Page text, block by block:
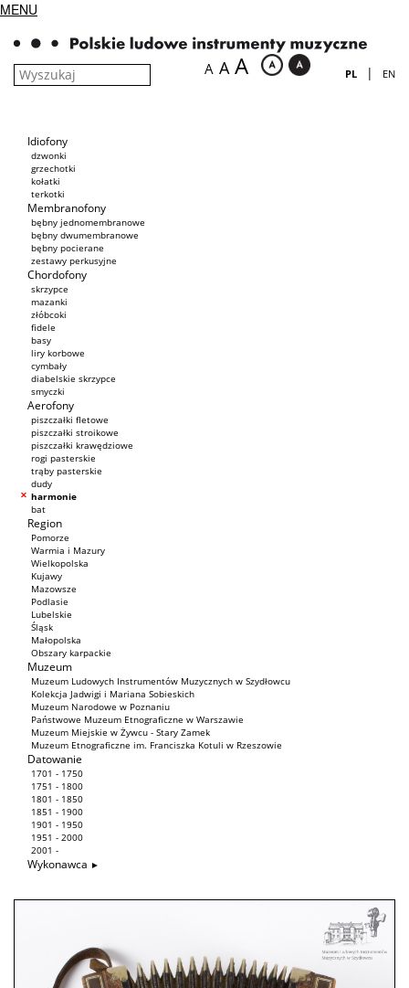
MENU
A A A PL | EN
Idiofony
dzwonki
grzechotki
kołatki
terkotki
Membranofony
bębny jednomembranowe
bębny dwumembranowe
bębny pocierane
zestawy perkusyjne
Chordofony
skrzypce
mazanki
złóbcoki
fidele
basy
liry korbowe
cymbały
diabelskie skrzypce
smyczki
Aerofony
piszczałki fletowe
piszczałki stroikowe
piszczałki krawędziowe
rogi pasterskie
trąby pasterskie
dudy
harmonie
bat
Region
Pomorze
Warmia i Mazury
Wielkopolska
Kujawy
Mazowsze
Podlasie
Lubelskie
Śląsk
Małopolska
Obszary karpackie
Muzeum
Muzeum Ludowych Instrumentów Muzycznych w Szydłowcu
Kolekcja Jadwigi i Mariana Sobieskich
Muzeum Narodowe w Poznaniu
Państwowe Muzeum Etnograficzne w Warszawie
Muzeum Miejskie w Żywcu - Stary Zamek
Muzeum Etnograficzne im. Franciszka Kotuli w Rzeszowie
Datowanie
1701 - 1750
1751 - 1800
1801 - 1850
1851 - 1900
1901 - 1950
1951 - 2000
2001 -
Wykonawca